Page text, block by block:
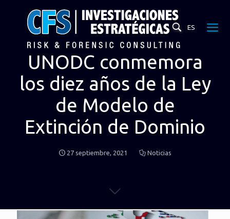
ES
UNODC conmemora
los diez años de la Ley
de Modelo de
Extinción de Dominio
27 septiembre, 2021 Noticias